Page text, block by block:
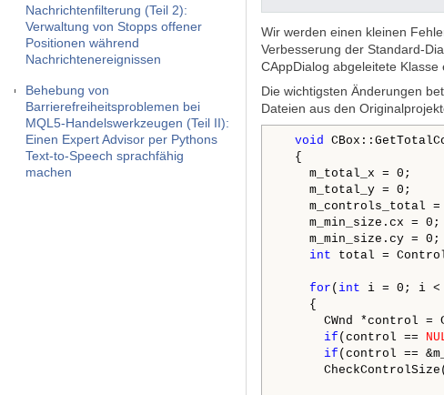
Nachrichtenfilterung (Teil 2):
Verwaltung von Stopps offener
Positionen während
Nachrichtenereignissen
Behebung von
Barrierefreiheitsproblemen bei
MQL5-Handelswerkzeugen (Teil II):
Einen Expert Advisor per Pythons
Text-to-Speech sprachfähig
machen
Wir werden einen kleinen
Verbesserung der Standard-
CAppDialog abgeleitete Klasse
Die wichtigsten Änderungen
Dateien aus den
void
  {
    m_total_x = 0;
    m_total_y = 0;
m_controls_total =
    m_min_size.cx = 0;
    m_min_size.cy = 0;
int total =
for ( int i = 0; i <
    {
CWnd *control =
if (control ==
if (control ==